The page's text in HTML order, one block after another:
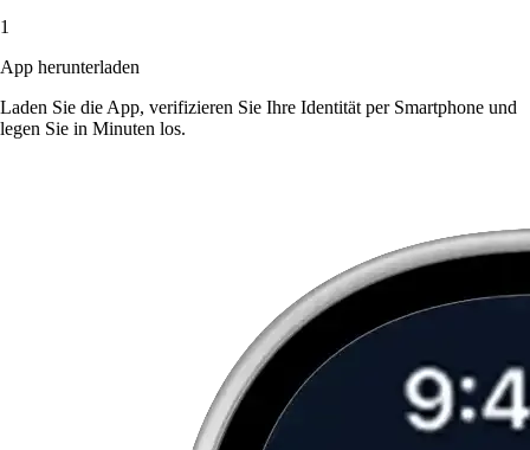
1
App herunterladen
Laden Sie die App, verifizieren Sie Ihre Identität per Smartphone und
legen Sie in Minuten los.